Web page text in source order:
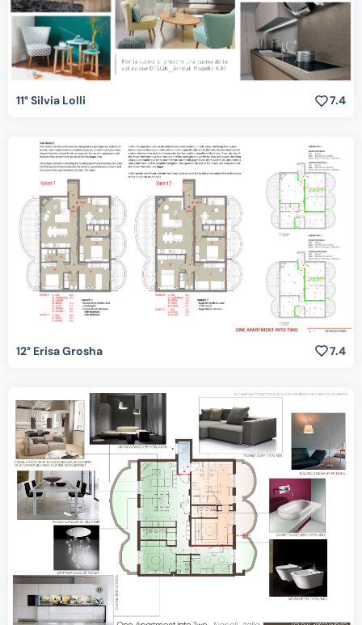
11° Silvia Lolli 7.4
12° Erisa Grosha 7.4